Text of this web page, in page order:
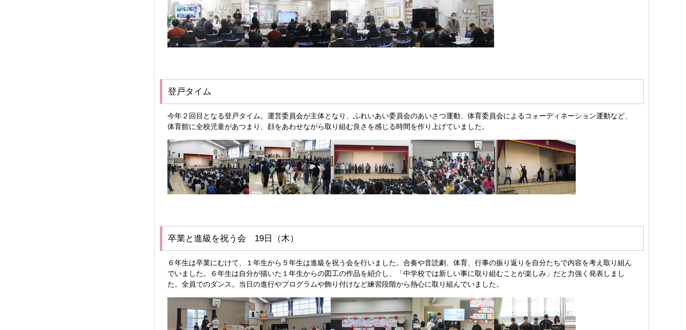
登戸タイム
今年２回目となる登戸タイム。運営委員会が主体となり、ふれいあい委員会のあいさつ運動、体育委員会によるコォーディネーション運動など、
体育館に全校児童があつまり、顔をあわせながら取り組む良さを感じる時間を作り上げていました。
卒業と進級を祝う会 19日（木）
６年生は卒業にむけて、１年生から５年生は進級を祝う会を行いました。合奏や音読劇、体育、行事の振り返りを自分たちで内容を考え取り組ん
でいました。６年生は自分が描いた１年生からの図工の作品を紹介し、「中学校では新しい事に取り組むことが楽しみ」だと力強く発表しまし
た。全員でのダンス。当日の進行やプログラムや飾り付けなど練習段階から熱心に取り組んでいました。